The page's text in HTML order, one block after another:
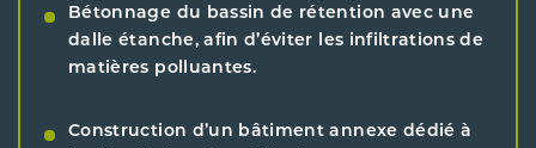
Bétonnage du bassin de rétention avec une
dalle étanche, afin d’éviter les infiltrations de
matières polluantes.
Construction d’un bâtiment annexe dédié à